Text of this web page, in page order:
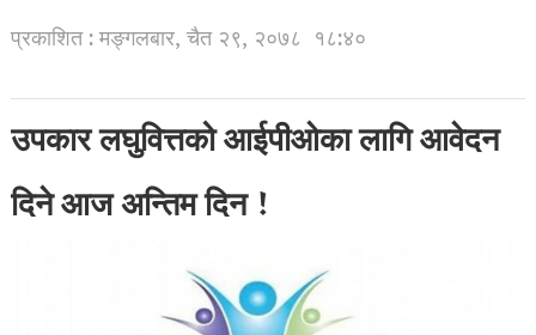
प्रकाशित : मङ्गलबार, चैत २९, २०७८ १८:४०
उपकार लघुवित्तको आईपीओका लागि आवेदन
दिने आज अन्तिम दिन !